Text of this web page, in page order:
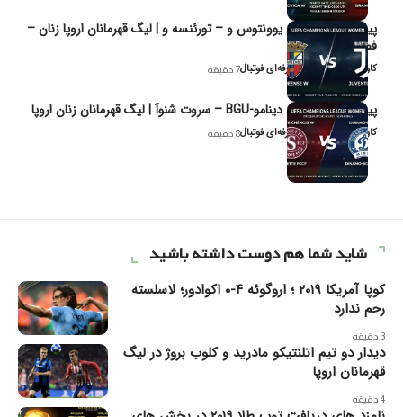
پیش‌بینی و تحلیل یوونتوس و – تورئنسه و | لیگ قهرمانان اروپا زنان –
فصل ۲۰۲۶
کاوه نیک‌فر، تحلیل‌گر حرفه‌ای فوتبال7 دقیقه
پیش‌بینی و تحلیل دینامو-BGU – سروت شنوآ | لیگ قهرمانان زنان اروپا
کاوه نیک‌فر، تحلیل‌گر حرفه‌ای فوتبال8 دقیقه
شاید شما هم دوست داشته باشید
کوپا آمریکا ۲۰۱۹ ؛ اروگوئه ۴-۰ اکوادور؛ لاسلسته
رحم ندارد
3 دقیقه
دیدار دو تیم اتلنتیکو مادرید و کلوب بروژ در لیگ
قهرمانان اروپا
4 دقیقه